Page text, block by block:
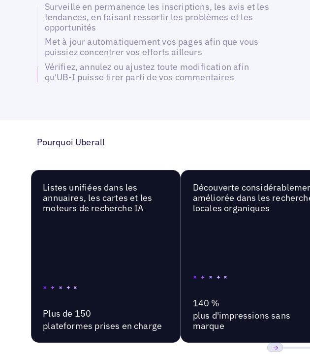
Surveille en permanence les inscriptions, les avis et les
tendances, en faisant ressortir les problèmes et les
opportunités
Met à jour automatiquement vos pages afin que vous
puissiez concentrer vos efforts ailleurs
Vérifiez, annulez ou ajustez toute modification afin
qu'UB-I puisse tirer parti de vos commentaires
Pourquoi Uberall
Listes unifiées dans les
annuaires, les cartes et les
moteurs de recherche IA
Plus de 150
plateformes prises en charge
Découverte
améliorée dans les
locales organiques
140 %
plus d'impressions sans
marque